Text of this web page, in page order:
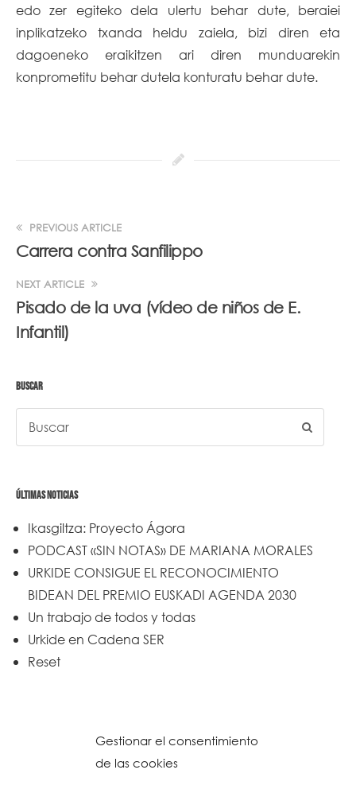
Gestionar el consentimiento
de las cookies
edo zer egiteko dela ulertu behar dute, beraiei
inplikatzeko txanda heldu zaiela, bizi diren eta
dagoeneko eraikitzen ari diren munduarekin
konprometitu behar dutela konturatu behar dute.
PREVIOUS ARTICLE
Carrera contra Sanfilippo
NEXT ARTICLE
Pisado de la uva (vídeo de niños de E.
Infantil)
BUSCAR
ÚLTIMAS NOTICIAS
Ikasgiltza: Proyecto Ágora
PODCAST «SIN NOTAS» DE MARIANA MORALES
URKIDE CONSIGUE EL RECONOCIMIENTO
BIDEAN DEL PREMIO EUSKADI AGENDA 2030
Un trabajo de todos y todas
Urkide en Cadena SER
Reset